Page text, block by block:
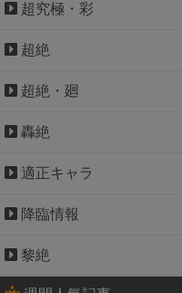
超究極・彩
超絶
超絶・廻
轟絶
適正キャラ
降臨情報
黎絶